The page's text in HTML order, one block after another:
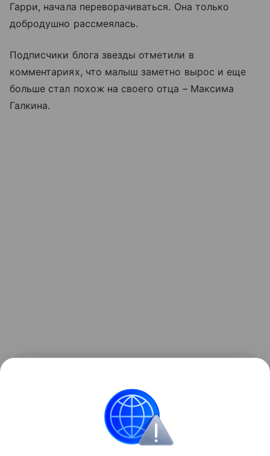
Гарри, начала переворачиваться. Она только
добродушно рассмеялась.
Подписчики блога звезды отметили в
комментариях, что малыш заметно вырос и еще
больше стал похож на своего отца – Максима
Галкина.
Также читайте о том,что случилось с «самой
угрюмой девочкой в мире».